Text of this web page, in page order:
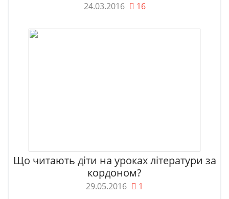
24.03.2016 16
Що читають діти на уроках літератури за
кордоном?
29.05.2016 1